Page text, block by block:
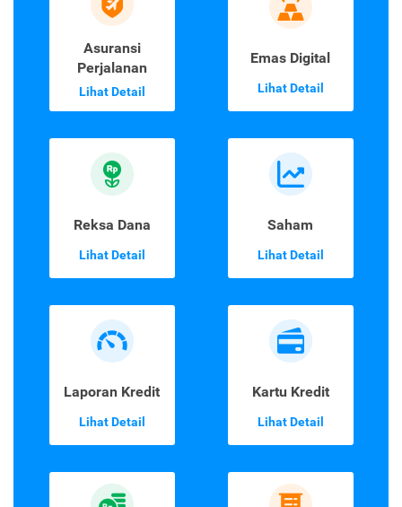
Asuransi
Perjalanan
Lihat Detail
Emas Digital
Lihat Detail
Reksa Dana
Lihat Detail
Saham
Lihat Detail
Laporan Kredit
Lihat Detail
Kartu Kredit
Lihat Detail